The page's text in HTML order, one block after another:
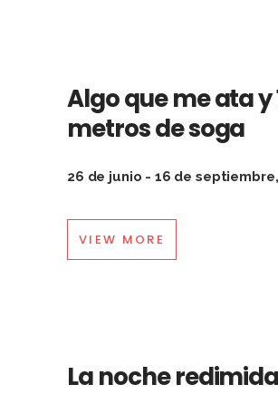
Algo que me ata y
metros de soga
26 de junio - 16 de
VIEW MORE
La noche redimida